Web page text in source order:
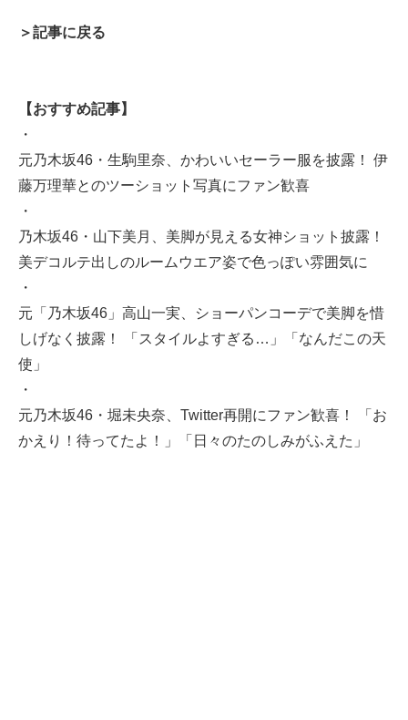
＞記事に戻る
【おすすめ記事】
・
元乃木坂46・生駒里奈、かわいいセーラー服を披露！ 伊
藤万理華とのツーショット写真にファン歓喜
・
乃木坂46・山下美月、美脚が見える女神ショット披露！
美デコルテ出しのルームウエア姿で色っぽい雰囲気に
・
元「乃木坂46」高山一実、ショーパンコーデで美脚を惜
しげなく披露！ 「スタイルよすぎる…」「なんだこの天
使」
・
元乃木坂46・堀未央奈、Twitter再開にファン歓喜！ 「お
かえり！待ってたよ！」「日々のたのしみがふえた」